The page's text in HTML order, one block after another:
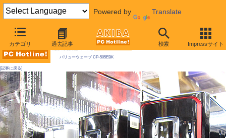
Powered by Translate
カテゴリ 過去記事 検索 Impressサイト
AKIBA PC Hotline! 2010年1月23日号
バリューウェーブ CP-505EBK
[記事に戻る]